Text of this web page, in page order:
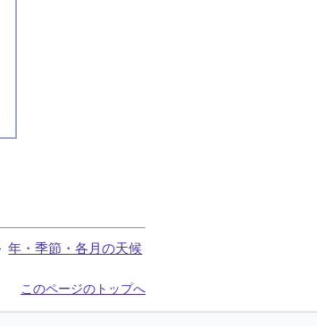
年・季節・各月の天候
このページのトップへ